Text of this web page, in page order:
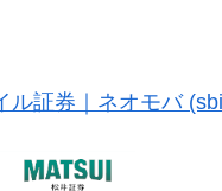
証券｜ネオモバ